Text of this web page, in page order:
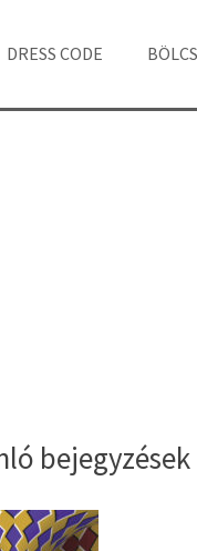
DRESS CODE
bejegyzések